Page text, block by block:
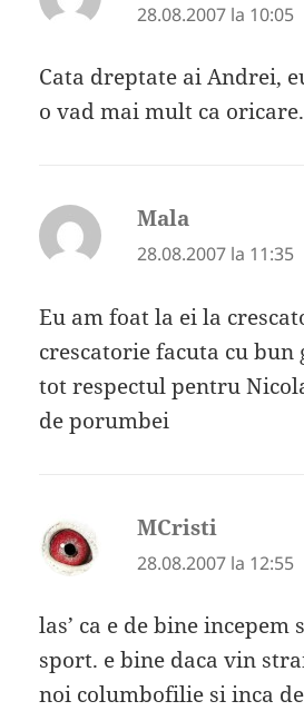
28.08.2007 la 10:05
Cata dreptate ai Andrei,
o vad mai mult ca oricare.
Mala
28.08.2007 la 11:35
Eu am foat la ei la
crescatorie facuta cu
tot respectul pentru
de porumbei
MCristi
28.08.2007 la 12:55
las’ ca e de bine
sport. e bine daca vin
noi columbofilie si inca